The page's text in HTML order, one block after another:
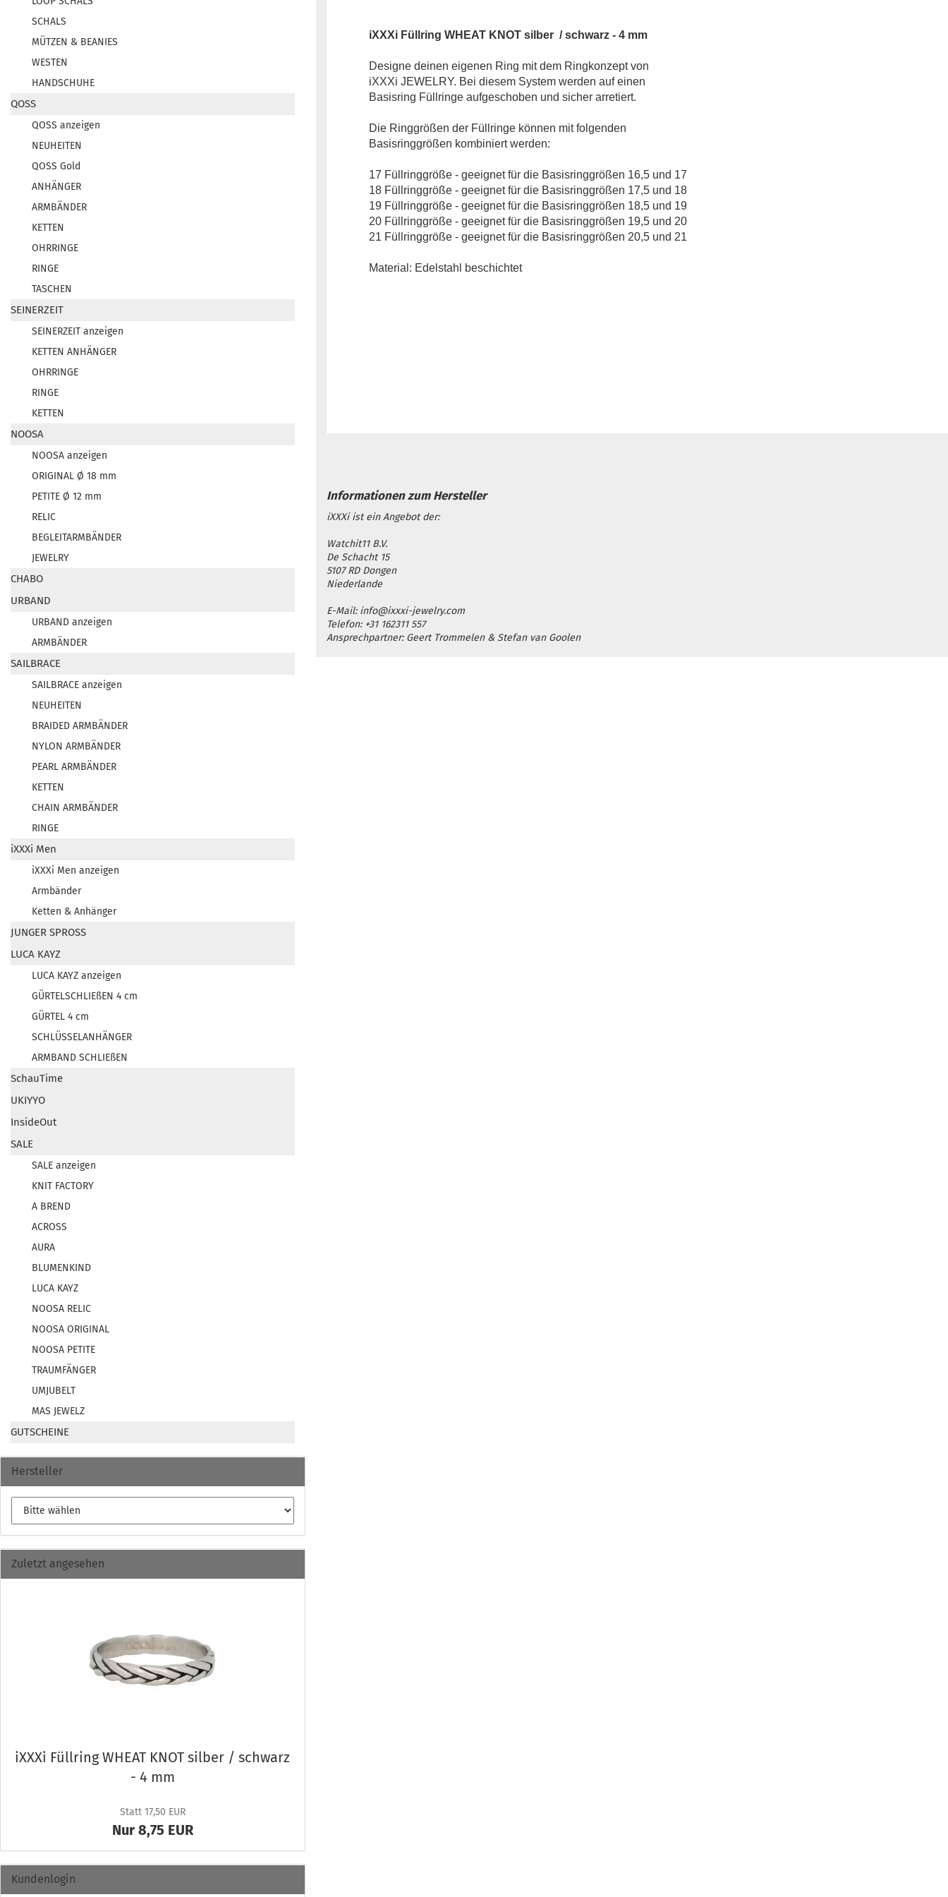
iXXXi Füllring WHEAT KNOT silber / schwarz - 4 mm
Designe deinen eigenen Ring mit dem Ringkonzept von
iXXXi JEWELRY. Bei diesem System werden auf einen
Basisring Füllringe aufgeschoben und sicher arretiert.
Die Ringgrößen der Füllringe können mit folgenden
Basisringgrößen kombiniert werden:
17 Füllringgröße - geeignet für die Basisringgrößen 16,5 und 17
18 Füllringgröße - geeignet für die Basisringgrößen 17,5 und 18
19 Füllringgröße - geeignet für die Basisringgrößen 18,5 und 19
20 Füllringgröße - geeignet für die Basisringgrößen 19,5 und 20
21 Füllringgröße - geeignet für die Basisringgrößen 20,5 und 21
Material: Edelstahl beschichtet
iXXXi ist ein Angebot der:
Watchit11 B.V.
De Schacht 15
5107 RD Dongen
Niederlande
E-Mail: info@ixxxi-jewelry.com
Telefon: +31 162311 557
Ansprechpartner: Geert Trommelen & Stefan van Goolen
SCHALS
MÜTZEN & BEANIES
WESTEN
HANDSCHUHE
QOSS
QOSS anzeigen
NEUHEITEN
QOSS Gold
ANHÄNGER
ARMBÄNDER
KETTEN
OHRRINGE
RINGE
TASCHEN
SEINERZEIT
SEINERZEIT anzeigen
KETTEN ANHÄNGER
OHRRINGE
RINGE
KETTEN
NOOSA
NOOSA anzeigen
ORIGINAL Ø 18 mm
PETITE Ø 12 mm
RELIC
BEGLEITARMBÄNDER
JEWELRY
CHABO
URBAND
URBAND anzeigen
ARMBÄNDER
SAILBRACE
SAILBRACE anzeigen
NEUHEITEN
BRAIDED ARMBÄNDER
NYLON ARMBÄNDER
PEARL ARMBÄNDER
KETTEN
CHAIN ARMBÄNDER
RINGE
iXXXi Men
iXXXi Men anzeigen
Armbänder
Ketten & Anhänger
JUNGER SPROSS
LUCA KAYZ
LUCA KAYZ anzeigen
GÜRTELSCHLIEßEN 4 cm
GÜRTEL 4 cm
SCHLÜSSELANHÄNGER
ARMBAND SCHLIEßEN
SchauTime
UKIYYO
InsideOut
SALE
SALE anzeigen
KNIT FACTORY
A BREND
ACROSS
AURA
BLUMENKIND
LUCA KAYZ
NOOSA RELIC
NOOSA ORIGINAL
NOOSA PETITE
TRAUMFÄNGER
UMJUBELT
MAS JEWELZ
GUTSCHEINE
Hersteller
Zuletzt angesehen
iXXXi Füll­ring WHEAT KNOT sil­ber / schwarz
- 4 mm
Statt 17,50 EUR
Nur 8,75 EUR
Kundenlogin